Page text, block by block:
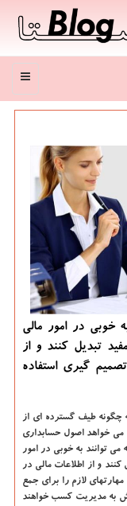
منو
خوبی در امور مالی
تبدیل كنند و از
گیری استفاده
چگونه طیف گسترده ای از
خواهد اصول حسابداری
توانند به خوبی در امور
و از اطلاعات مالی در
لازم را برای جمع
به مدیریت کسب خواهند